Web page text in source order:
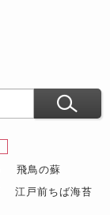
飛鳥の蘇
江戸前ちば海苔